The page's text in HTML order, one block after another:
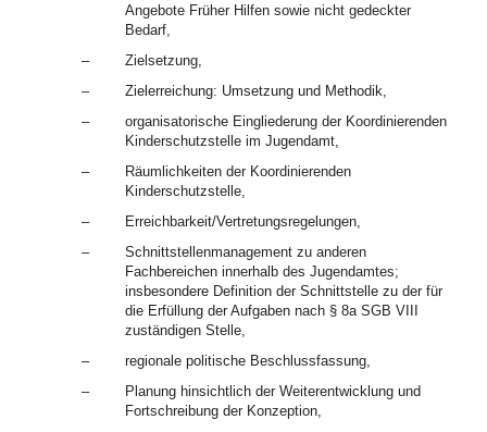
Angebote Früher Hilfen sowie nicht gedeckter
Bedarf,
–
Zielsetzung,
–
Zielerreichung: Umsetzung und Methodik,
–
organisatorische Eingliederung der Koordinierenden
Kinderschutzstelle im Jugendamt,
–
Räumlichkeiten der Koordinierenden
Kinderschutzstelle,
–
Erreichbarkeit/Vertretungsregelungen,
–
Schnittstellenmanagement zu anderen
Fachbereichen innerhalb des Jugendamtes;
insbesondere Definition der Schnittstelle zu der für
die Erfüllung der Aufgaben nach § 8a SGB VIII
zuständigen Stelle,
–
regionale politische Beschlussfassung,
–
Planung hinsichtlich der Weiterentwicklung und
Fortschreibung der Konzeption,